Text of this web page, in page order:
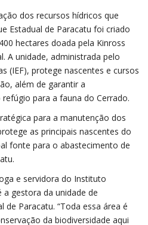
dos recursos hídricos que
Estadual de Paracatu foi criado
hectares doada pela Kinross
A unidade, administrada pelo
(IEF), protege nascentes e cursos
além de garantir a
para a fauna do Cerrado.
para a manutenção dos
as principais nascentes do
fonte para o abastecimento de
e servidora do Instituto
a gestora da unidade de
de Paracatu. “Toda essa área é
da biodiversidade aqui